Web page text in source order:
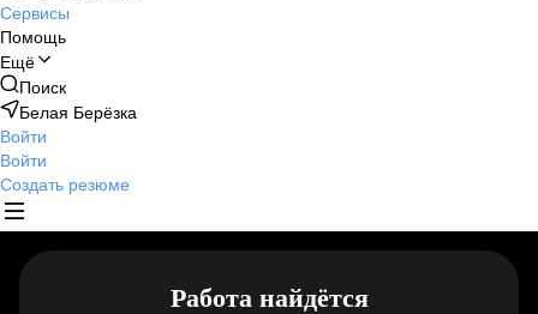
Сервисы
Помощь
Ещё
Поиск
Белая Берёзка
Войти
Войти
Создать резюме
Работа найдётся